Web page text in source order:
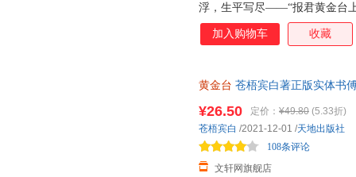
浮，生平写尽——“报君黄金台
负天下人，他不负他★凡有所
哭，十二载光阴，岁如长河，
加入购物车 收藏
黄金台 苍梧宾白著正版实体书
线客服！
¥26.50 定价： ¥49.80 (5.33折)
文轩网旗舰店
108条评论
苍梧宾白 /2021-12-01 /天地出版社